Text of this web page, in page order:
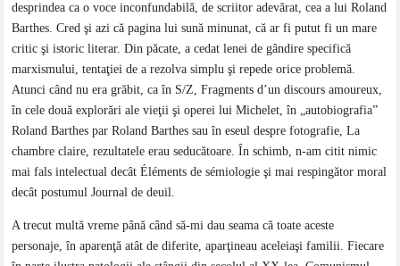
desprindea ca o voce inconfundabilă, de scriitor adevărat, cea a lui Roland
Barthes. Cred şi azi că pagina lui sună minunat, că ar fi putut fi un mare
critic şi istoric literar. Din păcate, a cedat lenei de gândire specifică
marxismului, tentaţiei de a rezolva simplu şi repede orice problemă.
Atunci când nu era grăbit, ca în S/Z, Fragments d’un discours amoureux,
în cele două explorări ale vieţii şi operei lui Michelet, în „autobiografia”
Roland Barthes par Roland Barthes sau în eseul despre fotografie, La
chambre claire, rezultatele erau seducătoare. În schimb, n-am citit nimic
mai fals intelectual decât Éléments de sémiologie şi mai respingător moral
decât postumul Journal de deuil.
A trecut multă vreme până când să-mi dau seama că toate aceste
personaje, în aparenţă atât de diferite, aparţineau aceleiaşi familii. Fiecare